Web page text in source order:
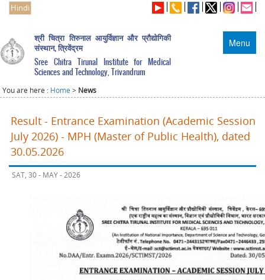
Hindi
Menu
श्री चित्रा तिरुनाल आयुर्विज्ञान और प्रौद्योगिकी
संस्थान, त्रिवेंद्रम
Sree Chitra Tirunal Institute for Medical
Sciences and Technology, Trivandrum
You are here : Home > News
Result - Entrance Examination (Academic Session
July 2026) - MPH (Master of Public Health), dated
30.05.2026
SAT, 30 - MAY - 2026